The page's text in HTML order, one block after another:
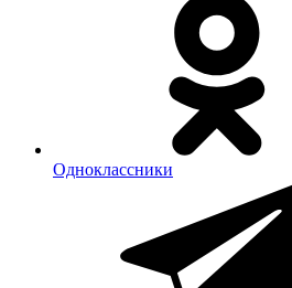
Одноклассники